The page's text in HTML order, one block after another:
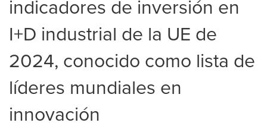
indicadores de inversión en
I+D industrial de la UE de
2024, conocido como lista de
líderes mundiales en
innovación